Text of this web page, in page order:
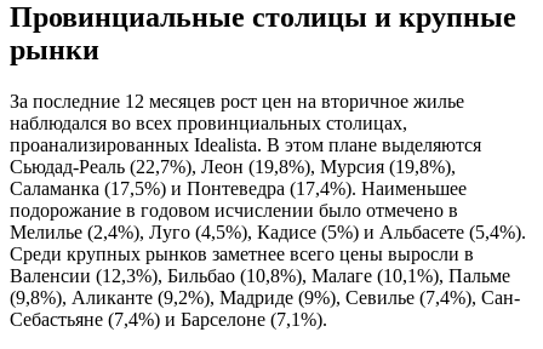
Провинциальные столицы и крупные
рынки
За последние 12 месяцев рост цен на вторичное жилье
наблюдался во всех провинциальных столицах,
проанализированных Idealista. В этом плане выделяются
Сьюдад-Реаль (22,7%), Леон (19,8%), Мурсия (19,8%),
Саламанка (17,5%) и Понтеведра (17,4%). Наименьшее
подорожание в годовом исчислении было отмечено в
Мелилье (2,4%), Луго (4,5%), Кадисе (5%) и Альбасете (5,4%).
Среди крупных рынков заметнее всего цены выросли в
Валенсии (12,3%), Бильбао (10,8%), Малаге (10,1%), Пальме
(9,8%), Аликанте (9,2%), Мадриде (9%), Севилье (7,4%), Сан-
Себастьяне (7,4%) и Барселоне (7,1%).